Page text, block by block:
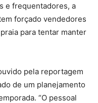
e frequentadores, a
forçado vendedores
para tentar manter
pela reportagem
de um planejamento
“O pessoal